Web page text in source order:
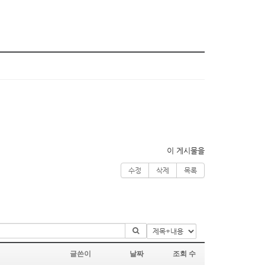
이 게시물을
수정 삭제 목록
글쓴이 날짜 조회 수